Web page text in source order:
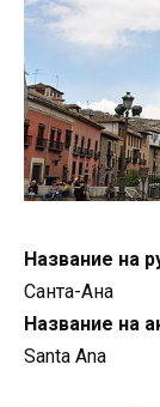
Название на
Санта-Ана
Название на
Santa Ana